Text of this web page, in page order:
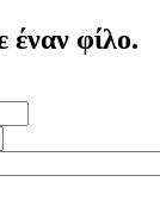
έναν φίλο.